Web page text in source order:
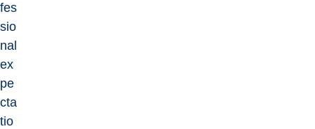
fes
sio
nal
ex
pe
cta
tio